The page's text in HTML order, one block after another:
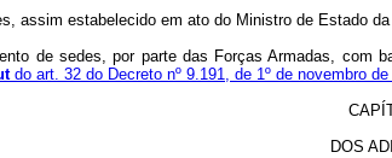
assim estabelecido em ato do Ministro de
de sedes, por parte das Forças Armadas,
do art. 32 do Decreto nº 9.191, de 1º de novembro de
DOS